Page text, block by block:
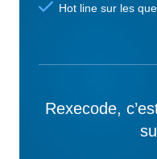
Hot line sur les
Rexecode,